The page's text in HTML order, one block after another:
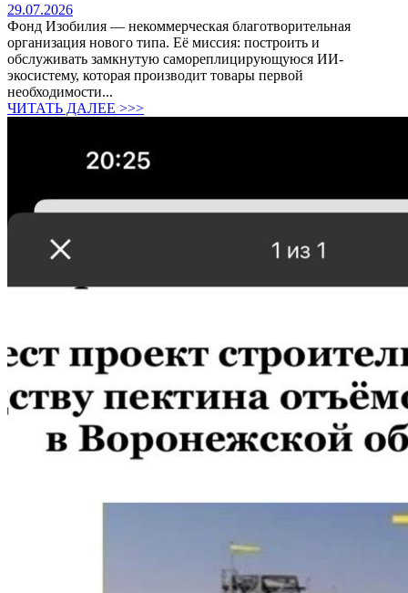
29.07.2026
Фонд Изобилия — некоммерческая благотворительная
организация нового типа. Её миссия: построить и
обслуживать замкнутую самореплицирующуюся ИИ-
экосистему, которая производит товары первой
необходимости...
ЧИТАТЬ ДАЛЕЕ >>>